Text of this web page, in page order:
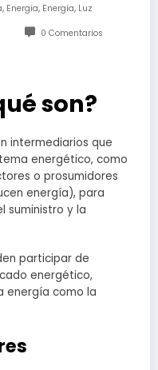
, Energia, Energía, Luz
0 Comentarios
son?
intermediarios que
energético, como
o prosumidores
energía), para
suministro y la
participar de
energético,
energía como la